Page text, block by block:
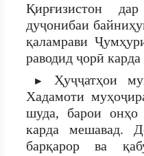
Қирғизистон
дуҷонибаи
қаламрави
раводид ҷорӣ
►
Ҳуҷҷатҳои
Хадамоти
шуда, барои онҳо
карда мешавад.
барқарор ва